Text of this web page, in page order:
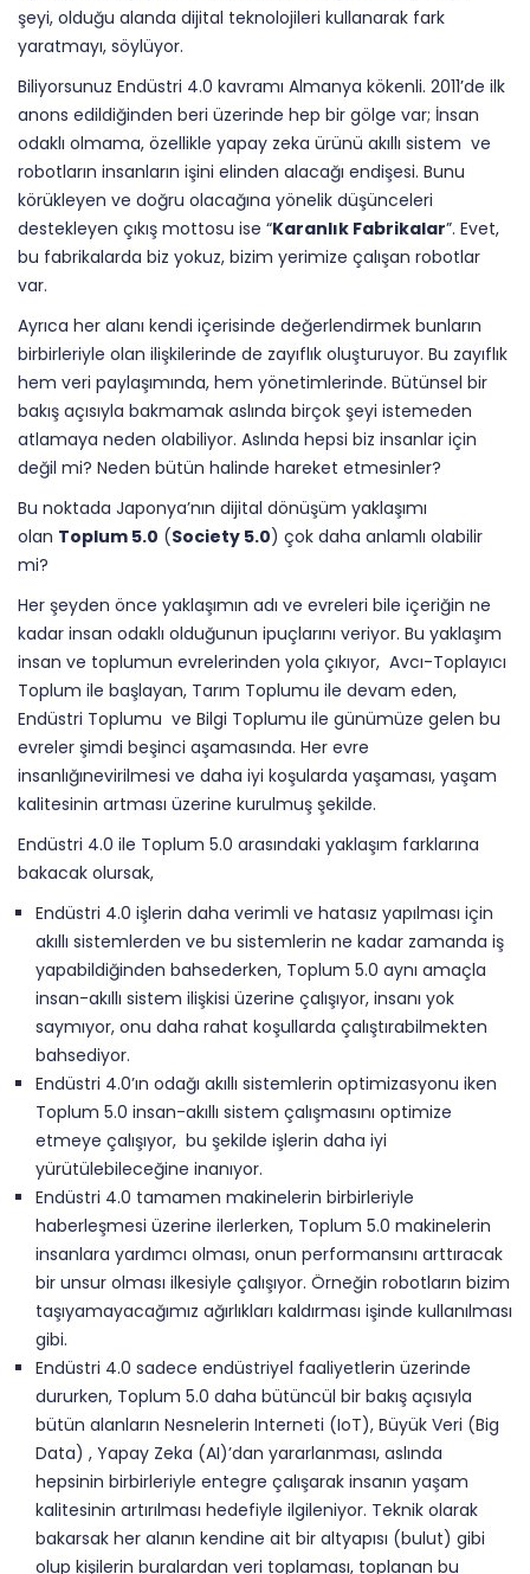
şeyi, olduğu alanda dijital teknolojileri kullanarak fark
yaratmayı, söylüyor.
Biliyorsunuz Endüstri 4.0 kavramı Almanya kökenli. 2011’de ilk
anons edildiğinden beri üzerinde hep bir gölge var; İnsan
odaklı olmama, özellikle yapay zeka ürünü akıllı sistem ve
robotların insanların işini elinden alacağı endişesi. Bunu
körükleyen ve doğru olacağına yönelik düşünceleri
destekleyen çıkış mottosu ise “Karanlık Fabrikalar”. Evet,
bu fabrikalarda biz yokuz, bizim yerimize çalışan robotlar
var.
Ayrıca her alanı kendi içerisinde değerlendirmek bunların
birbirleriyle olan ilişkilerinde de zayıflık oluşturuyor. Bu zayıflık
hem veri paylaşımında, hem yönetimlerinde. Bütünsel bir
bakış açısıyla bakmamak aslında birçok şeyi istemeden
atlamaya neden olabiliyor. Aslında hepsi biz insanlar için
değil mi? Neden bütün halinde hareket etmesinler?
Bu noktada Japonya’nın dijital dönüşüm yaklaşımı
olan Toplum 5.0 (Society 5.0) çok daha anlamlı olabilir
mi?
Her şeyden önce yaklaşımın adı ve evreleri bile içeriğin ne
kadar insan odaklı olduğunun ipuçlarını veriyor. Bu yaklaşım
insan ve toplumun evrelerinden yola çıkıyor, Avcı-Toplayıcı
Toplum ile başlayan, Tarım Toplumu ile devam eden,
Endüstri Toplumu ve Bilgi Toplumu ile günümüze gelen bu
evreler şimdi beşinci aşamasında. Her evre
insanlığınevirilmesi ve daha iyi koşularda yaşaması, yaşam
kalitesinin artması üzerine kurulmuş şekilde.
Endüstri 4.0 ile Toplum 5.0 arasındaki yaklaşım farklarına
bakacak olursak,
Endüstri 4.0 işlerin daha verimli ve hatasız yapılması için
akıllı sistemlerden ve bu sistemlerin ne kadar zamanda iş
yapabildiğinden bahsederken, Toplum 5.0 aynı amaçla
insan-akıllı sistem ilişkisi üzerine çalışıyor, insanı yok
saymıyor, onu daha rahat koşullarda çalıştırabilmekten
bahsediyor.
Endüstri 4.0’ın odağı akıllı sistemlerin optimizasyonu iken
Toplum 5.0 insan-akıllı sistem çalışmasını optimize
etmeye çalışıyor, bu şekilde işlerin daha iyi
yürütülebileceğine inanıyor.
Endüstri 4.0 tamamen makinelerin birbirleriyle
haberleşmesi üzerine ilerlerken, Toplum 5.0 makinelerin
insanlara yardımcı olması, onun performansını arttıracak
bir unsur olması ilkesiyle çalışıyor. Örneğin robotların bizim
taşıyamayacağımız ağırlıkları kaldırması işinde kullanılması
gibi.
Endüstri 4.0 sadece endüstriyel faaliyetlerin üzerinde
dururken, Toplum 5.0 daha bütüncül bir bakış açısıyla
bütün alanların Nesnelerin Interneti (IoT), Büyük Veri (Big
Data) , Yapay Zeka (AI)’dan yararlanması, aslında
hepsinin birbirleriyle entegre çalışarak insanın yaşam
kalitesinin artırılması hedefiyle ilgileniyor. Teknik olarak
bakarsak her alanın kendine ait bir altyapısı (bulut) gibi
olup kişilerin buralardan veri toplaması, toplanan bu